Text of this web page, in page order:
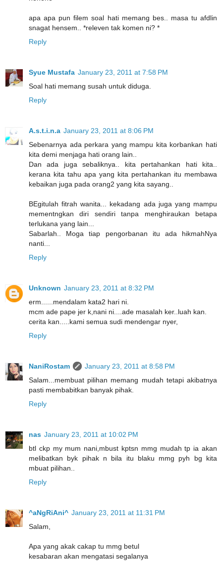
apa apa pun filem soal hati memang bes.. masa tu afdlin
snagat hensem.. *releven tak komen ni? *
Reply
Syue Mustafa January 23, 2011 at 7:58 PM
Soal hati memang susah untuk diduga.
Reply
A.s.t.i.n.a January 23, 2011 at 8:06 PM
Sebenarnya ada perkara yang mampu kita korbankan hati
kita demi menjaga hati orang lain..
Dan ada juga sebaliknya.. kita pertahankan hati kita..
kerana kita tahu apa yang kita pertahankan itu membawa
kebaikan juga pada orang2 yang kita sayang..
BEgitulah fitrah wanita... kekadang ada juga yang mampu
mementngkan diri sendiri tanpa menghiraukan betapa
terlukana yang lain...
Sabarlah.. Moga tiap pengorbanan itu ada hikmahNya
nanti...
Reply
Unknown January 23, 2011 at 8:32 PM
erm......mendalam kata2 hari ni.
mcm ade pape jer k,nani ni....ade masalah ker..luah kan.
cerita kan.....kami semua sudi mendengar nyer,
Reply
NaniRostam
January 23, 2011 at 8:58 PM
Salam...membuat pilihan memang mudah tetapi akibatnya
pasti membabitkan banyak pihak.
Reply
nas January 23, 2011 at 10:02 PM
btl ckp my mum nani,mbust kptsn mmg mudah tp ia akan
melibatkan byk pihak n bila itu blaku mmg pyh bg kita
mbuat pilihan..
Reply
^aNgRiAni^ January 23, 2011 at 11:31 PM
Salam,
Apa yang akak cakap tu mmg betul
kesabaran akan mengatasi segalanya